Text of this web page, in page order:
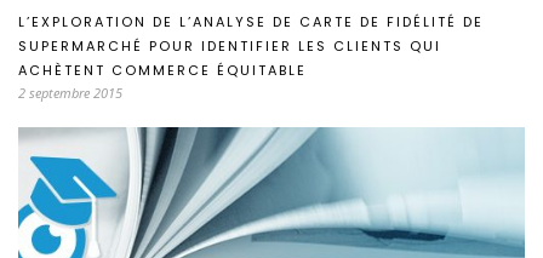
L’EXPLORATION DE L’ANALYSE DE CARTE DE FIDÉLITÉ DE
SUPERMARCHÉ POUR IDENTIFIER LES CLIENTS QUI
ACHÈTENT COMMERCE ÉQUITABLE
2 septembre 2015